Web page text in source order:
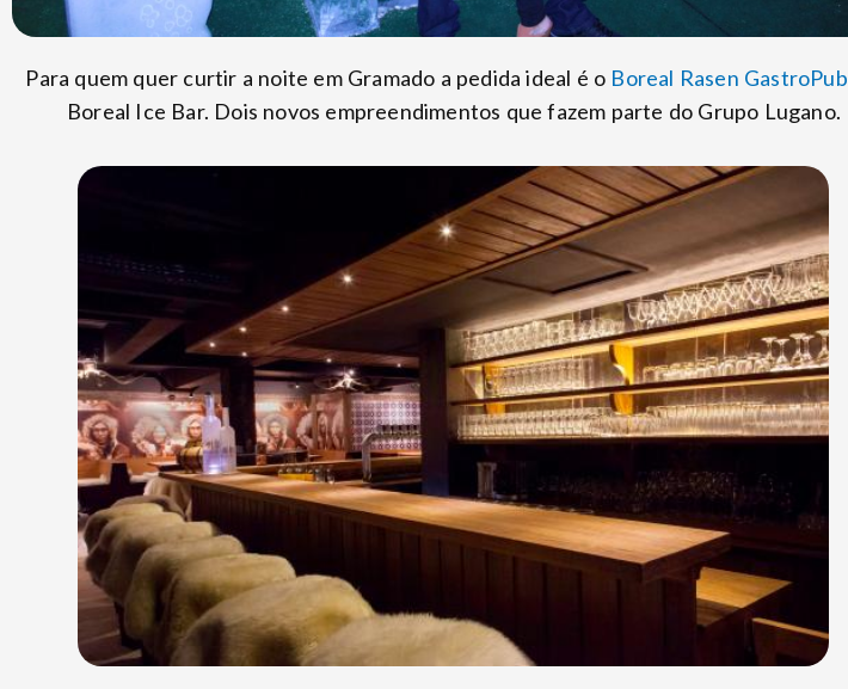
Para quem quer curtir a noite em Gramado a pedida ideal é o Boreal Rasen GastroPub
Boreal Ice Bar. Dois novos empreendimentos que fazem parte do Grupo Lugano.